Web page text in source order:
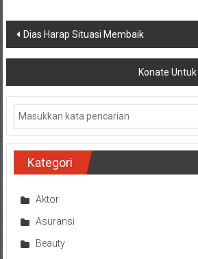
Navigasi
pos
Dias Harap Situasi Membaik
Konate
Kategori
Aktor
Asuransi
Beauty